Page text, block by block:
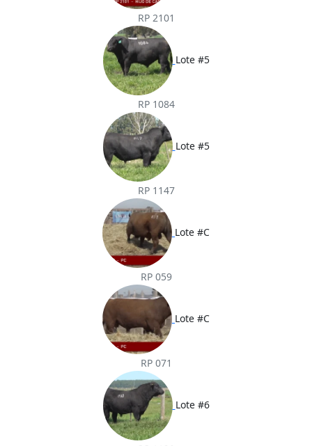
RP 2101
Lote #5
RP 1084
Lote #5
RP 1147
Lote #C
RP 059
Lote #C
RP 071
Lote #6